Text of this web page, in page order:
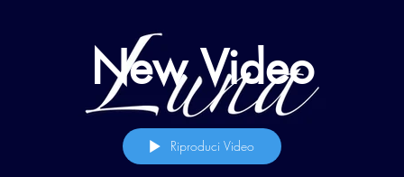
New Video
Riproduci Video